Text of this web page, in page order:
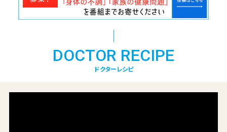
DOCTOR RECIPE
ドクターレシピ